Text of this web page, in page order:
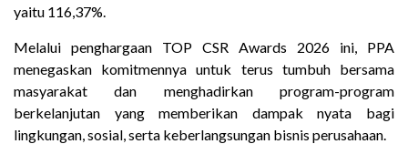
yaitu 116,37%.
Melalui penghargaan TOP CSR Awards 2026 ini, PPA
menegaskan komitmennya untuk terus tumbuh bersama
masyarakat dan menghadirkan program-program
berkelanjutan yang memberikan dampak nyata bagi
lingkungan, sosial, serta keberlangsungan bisnis perusahaan.